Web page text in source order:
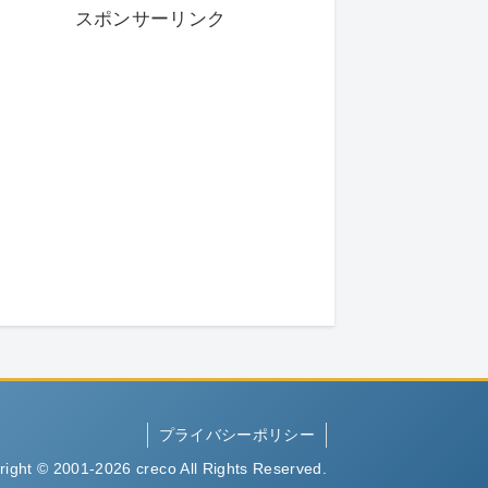
スポンサーリンク
プライバシーポリシー
© 2001-2026 creco All Rights Reserved.